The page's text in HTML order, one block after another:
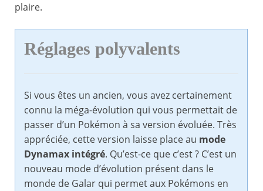
plaire.
Réglages polyvalents
Si vous êtes un ancien, vous avez certainement
connu la méga-évolution qui vous permettait de
passer d’un Pokémon à sa version évoluée. Très
appréciée, cette version laisse place au mode
Dynamax intégré. Qu’est-ce que c’est ? C’est un
nouveau mode d’évolution présent dans le
monde de Galar qui permet aux Pokémons en